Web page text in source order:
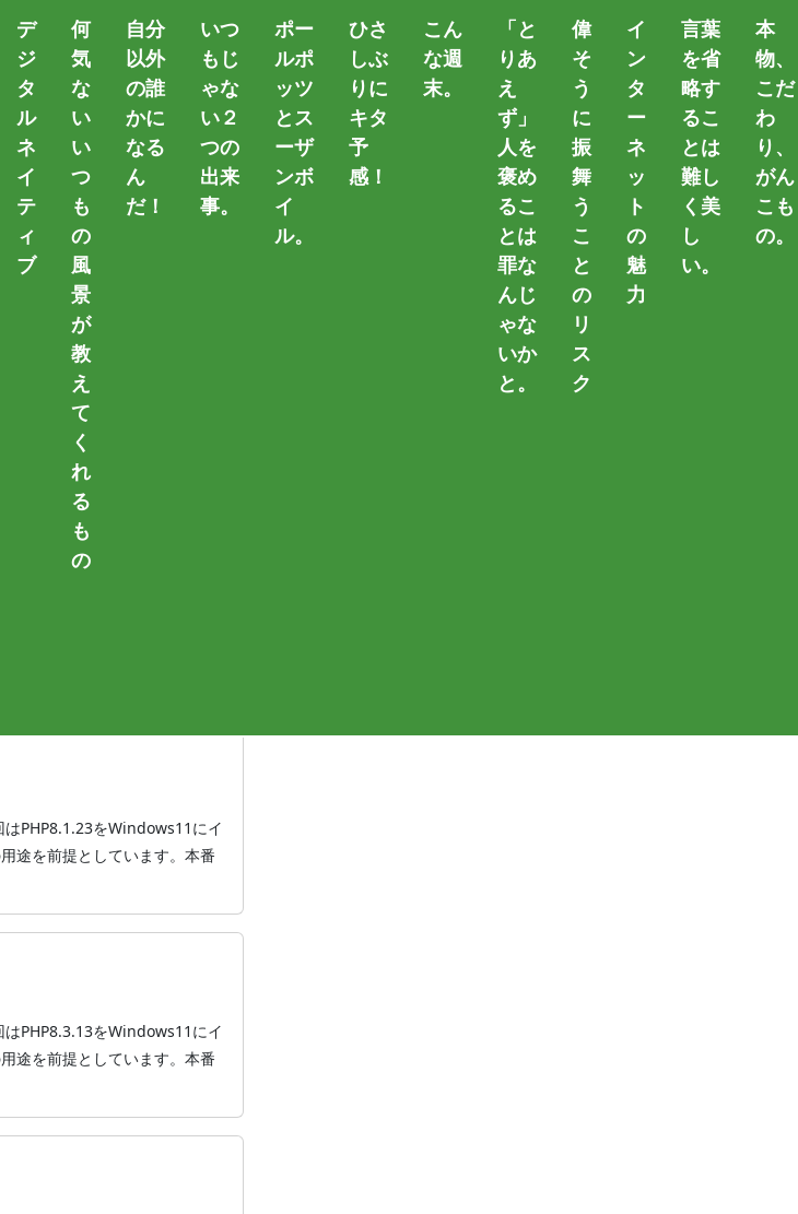
デ
ジ
タ
ル
ネ
イ
テ
ィ
ブ
何
気
な
い
い
つ
も
の
風
景
が
教
え
て
く
れ
る
も
の
自分
以外
の誰
かに
なる
ん
だ！
いつ
もじ
ゃな
い２
つの
出来
事。
ポー
ルポ
ッツ
とス
ーザ
ンボ
イ
ル。
ひさ
しぶ
りに
キタ
予
感！
こん
な週
末。
「と
りあ
え
ず」
人を
褒め
るこ
とは
罪な
んじ
ゃな
いか
と。
偉
そ
う
に
振
舞
う
こ
と
の
リ
ス
ク
イ
ン
タ
ー
ネ
ッ
ト
の
魅
力
言葉
を省
略す
るこ
とは
難し
く美
し
い。
本
物、
こだ
わ
り、
がん
こも
の。
にインストール
～ タグ一覧 ～
PHP8.3.7をWindows11にイ
途を前提としています。本番
PHP8.1.23をWindows11にイ
途を前提としています。本番
PHP8.3.13をWindows11にイ
途を前提としています。本番